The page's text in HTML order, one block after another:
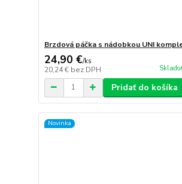
Brzdová páčka s nádobkou UNI
24,90 €/ks
20,24 € bez DPH
Pridať do košíka
Novinka